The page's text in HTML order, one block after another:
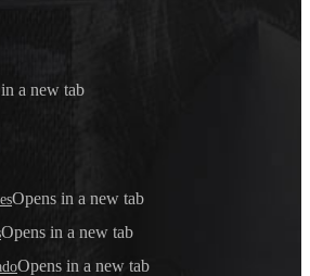
a new tab
Opens in a new tab
Opens in a new tab
Opens in a new tab